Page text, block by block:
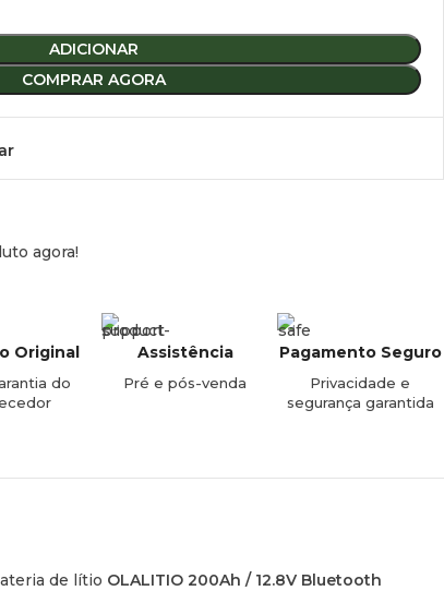
ADICIONAR
COMPRAR AGORA
agora!
Original
do
Assistência
Pré e pós-venda
Pagamento Seguro
Privacidade e
segurança garantida
de lítio OLALITIO 200Ah / 12.8V Bluetooth